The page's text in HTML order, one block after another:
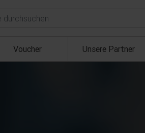
Voucher Unsere Partner